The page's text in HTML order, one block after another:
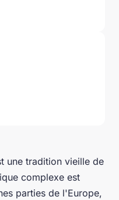
une tradition vieille de
complexe est
parties de l'Europe,